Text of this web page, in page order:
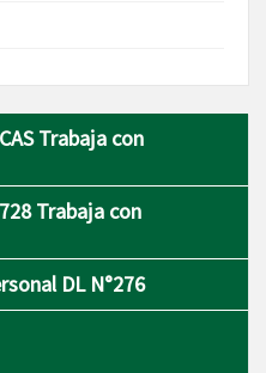
Trabaja con
Trabaja con
DL N°276